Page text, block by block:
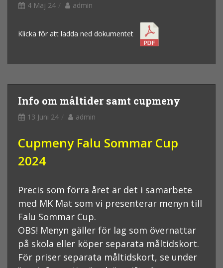
4 Maj 24 admin
Klicka för att ladda ned dokumentet
Info om måltider samt cupmeny
13 Juni 24 admin
Cupmeny Falu Sommar Cup
2024
Precis som förra året är det i samarbete
med MK Mat som vi presenterar menyn till
Falu Sommar Cup.
OBS! Menyn gäller för lag som övernattar
på skola eller köper separata måltidskort.
För priser separata måltidskort, se under